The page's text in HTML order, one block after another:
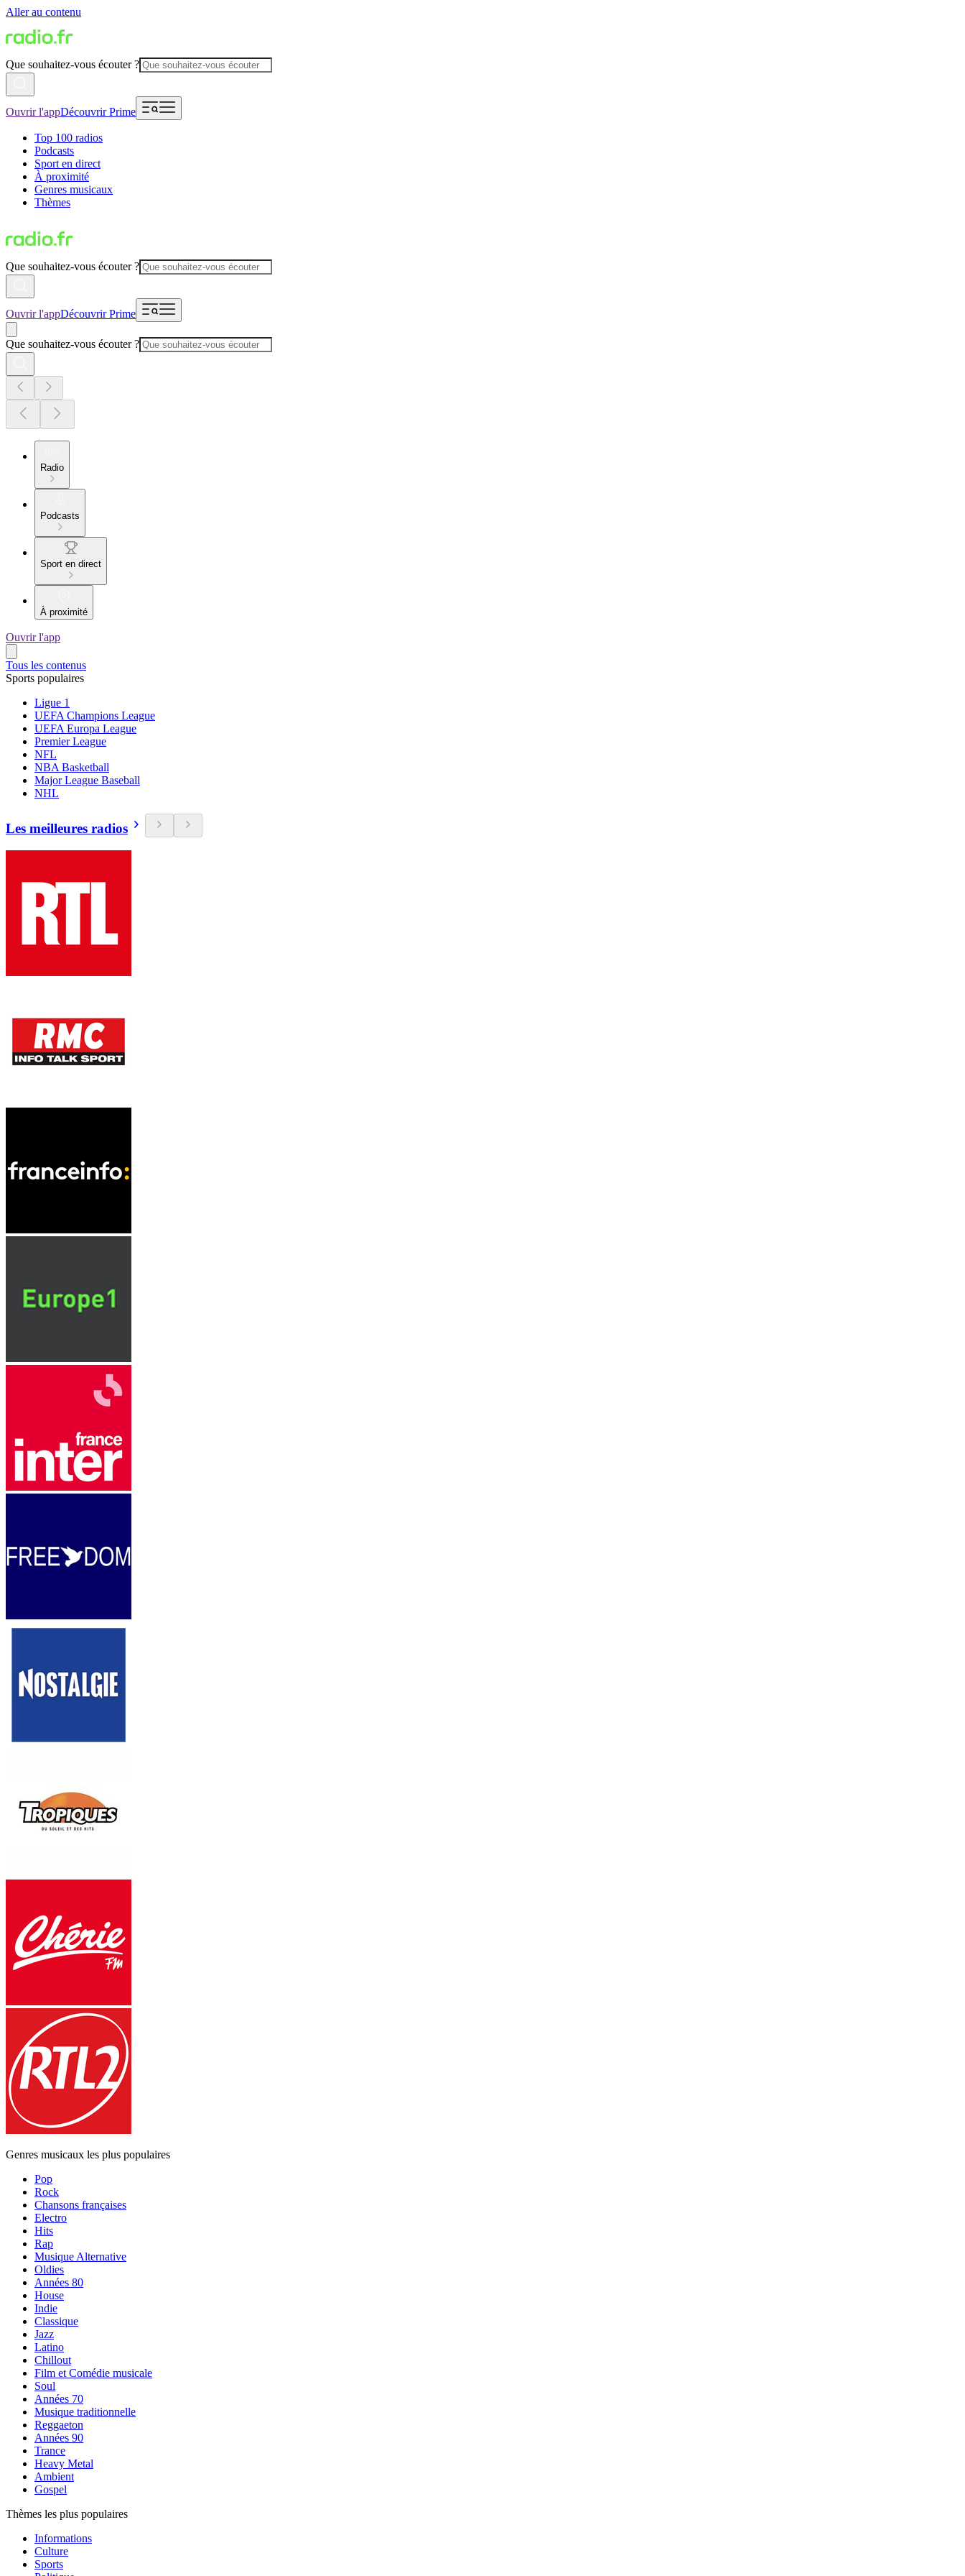
Aller au contenu
Que souhaitez-vous écouter ?
Ouvrir l'appDécouvrir Prime
Top 100 radios
Podcasts
Sport en direct
À proximité
Genres musicaux
Thèmes
Que souhaitez-vous écouter ?
Ouvrir l'appDécouvrir Prime
Que souhaitez-vous écouter ?
Radio
Podcasts
Sport en direct
À proximité
Ouvrir l'app
Tous les contenus
Sports populaires
Ligue 1
UEFA Champions League
UEFA Europa League
Premier League
NFL
NBA Basketball
Major League Baseball
NHL
Les meilleures radios
Genres musicaux les plus populaires
Pop
Rock
Chansons françaises
Electro
Hits
Rap
Musique Alternative
Oldies
Années 80
House
Indie
Classique
Jazz
Latino
Chillout
Film et Comédie musicale
Soul
Années 70
Musique traditionnelle
Reggaeton
Années 90
Trance
Heavy Metal
Ambient
Gospel
Thèmes les plus populaires
Informations
Culture
Sports